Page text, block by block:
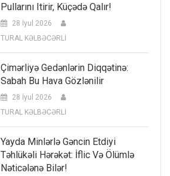
Pullarını Itirir, Küçədə Qalır!
28 İyul 2026
TURAL KƏLBƏCƏRLİ
Çimərliyə Gedənlərin Diqqətinə:
Sabah Bu Hava Gözlənilir
28 İyul 2026
TURAL KƏLBƏCƏRLİ
Yayda Minlərlə Gəncin Etdiyi
Təhlükəli Hərəkət: İflic Və Ölümlə
Nəticələnə Bilər!